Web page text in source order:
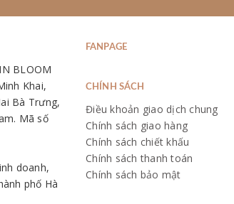
BLOOM
Khai,
Bà Trưng,
Mã số
doanh,
phố Hà
FANPAGE
CHÍNH SÁCH
Điều khoản giao dịch chung
Chính sách giao hàng
Chính sách chiết khấu
Chính sách thanh toán
Chính sách bảo mật